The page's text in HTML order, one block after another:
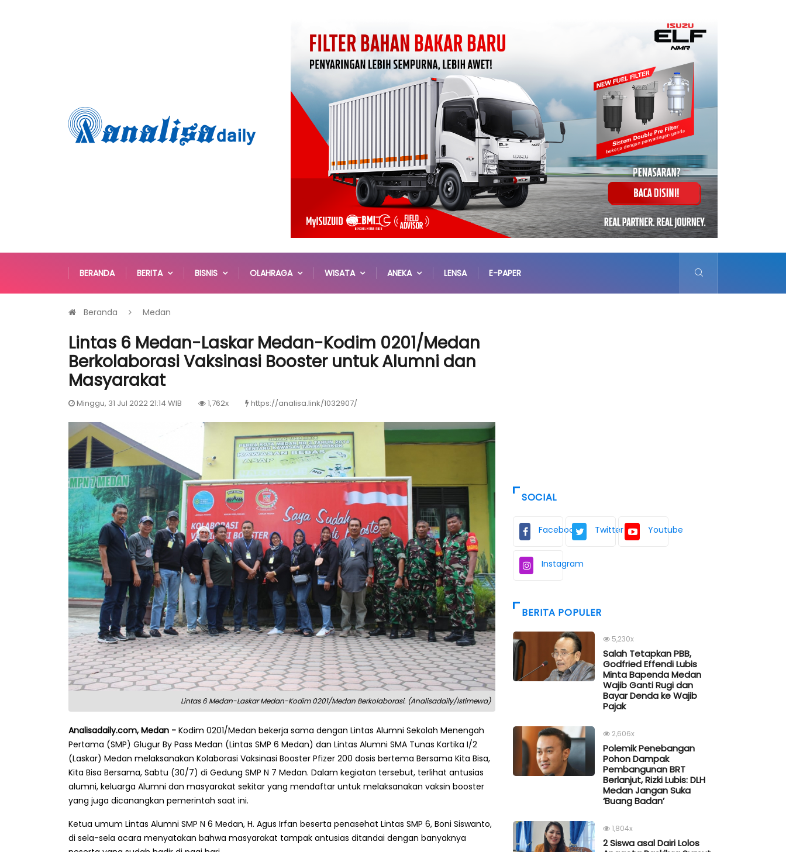
BERANDA BERITA BISNIS OLAHRAGA WISATA ANEKA LENSA E-PAPER
Beranda Medan
Lintas 6 Medan-Laskar Medan-Kodim 0201/Medan
Berkolaborasi Vaksinasi Booster untuk Alumni dan
Masyarakat
Minggu, 31 Jul 2022 21:14 WIB 1,762x https://analisa.link/1032907/
Lintas 6 Medan-Laskar Medan-Kodim 0201/Medan Berkolaborasi. (Analisadaily/Istimewa)
Analisadaily.com, Medan - Kodim 0201/Medan bekerja sama dengan Lintas Alumni Sekolah Menengah
Pertama (SMP) Glugur By Pass Medan (Lintas SMP 6 Medan) dan Lintas Alumni SMA Tunas Kartika I/2
(Laskar) Medan melaksanakan Kolaborasi Vaksinasi Booster Pfizer 200 dosis bertema Bersama Kita Bisa,
Kita Bisa Bersama, Sabtu (30/7) di Gedung SMP N 7 Medan. Dalam kegiatan tersebut, terlihat antusias
alumni, keluarga Alumni dan masyarakat sekitar yang mendaftar untuk melaksanakan vaksin booster
yang juga dicanangkan pemerintah saat ini.
Ketua umum Lintas Alumni SMP N 6 Medan, H. Agus Irfan beserta penasehat Lintas SMP 6, Boni Siswanto,
di sela-sela acara menyatakan bahwa masyarakat tampak antusias ditandai dengan banyaknya
SOCIAL
Facebook Twitter Youtube
Instagram
BERITA POPULER
5,230x
Salah Tetapkan PBB,
Godfried Effendi Lubis
Minta Bapenda Medan
Wajib Ganti Rugi dan
Bayar Denda ke Wajib
Pajak
2,606x
Polemik Penebangan
Pohon Dampak
Pembangunan BRT
Berlanjut, Rizki Lubis: DLH
Medan Jangan Suka
‘Buang Badan’
1,804x
2 Siswa asal Dairi Lolos